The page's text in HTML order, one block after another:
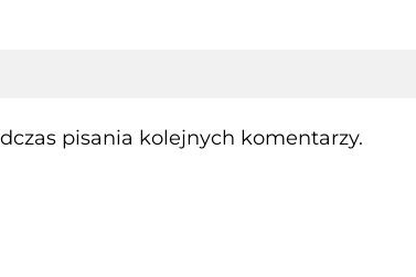
pisania kolejnych komentarzy.